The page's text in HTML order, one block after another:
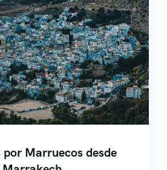
por Marruecos desde